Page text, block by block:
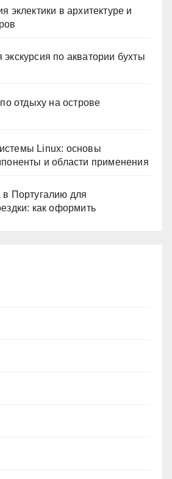
эклектики в архитектуре и
по акватории бухты
отдыху на острове
Linux: основы
и области применения
в Португалию для
как оформить